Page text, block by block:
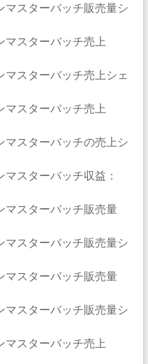
マスターバッチ販売量シ
マスターバッチ売上
マスターバッチ売上シェ
マスターバッチ売上
マスターバッチの売上シ
マスターバッチ収益：
マスターバッチ販売量
マスターバッチ販売量シ
マスターバッチ販売量
マスターバッチ販売量シ
マスターバッチ売上